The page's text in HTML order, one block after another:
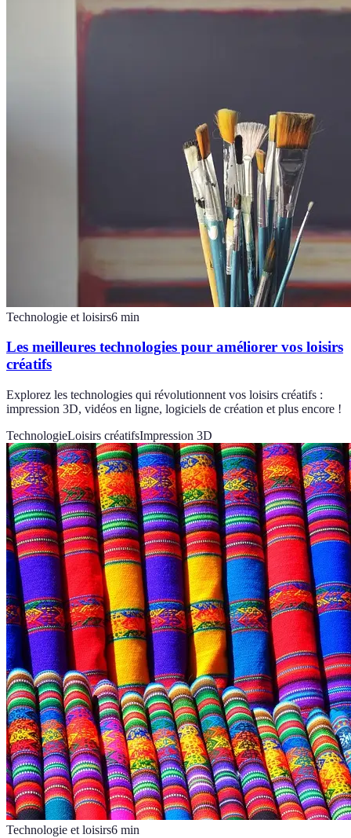
Technologie et loisirs6 min
Les meilleures technologies pour améliorer vos loisirs
créatifs
Explorez les technologies qui révolutionnent vos loisirs créatifs :
impression 3D, vidéos en ligne, logiciels de création et plus encore !
TechnologieLoisirs créatifsImpression 3D
Technologie et loisirs6 min